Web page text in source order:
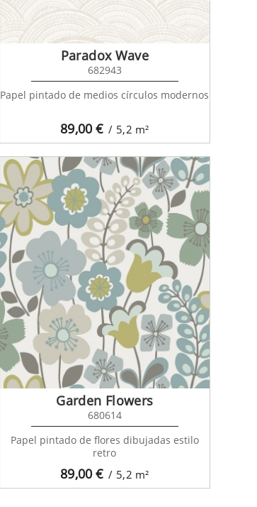
89,00€ / 5,2 m²
Paradox Wave
682943
Papel pintado de medios círculos modernos
89,00€ / 5,2 m²
Garden Flowers
680614
Papel pintado de flores dibujadas estilo
retro